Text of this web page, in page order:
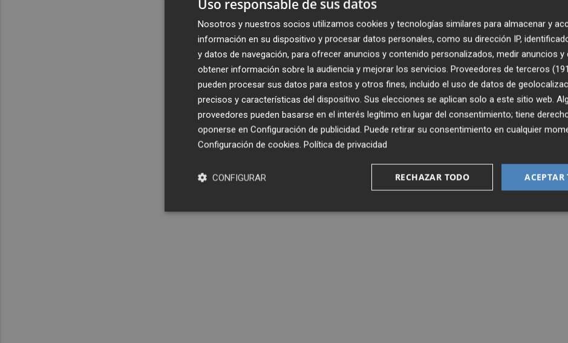
Uso responsable de sus datos
Nosotros y nuestros socios utilizamos cookies y tecnologías similares para almacenar y
información en su dispositivo y procesar datos personales, como su dirección IP,
y datos de navegación, para ofrecer anuncios y contenido personalizados, medir anuncios y
obtener información sobre la audiencia y mejorar los servicios. Proveedores de terceros
pueden procesar sus datos para estos y otros fines, incluido el uso de datos de
precisos y características del dispositivo. Sus elecciones se aplican solo a este sitio web.
proveedores pueden basarse en el interés legítimo en lugar del consentimiento; tiene
oponerse en Configuración de publicidad. Puede retirar su consentimiento en cualquier
Configuración de cookies. Política de privacidad
ACEPTAR
RECHAZAR TODO
CONFIGURAR